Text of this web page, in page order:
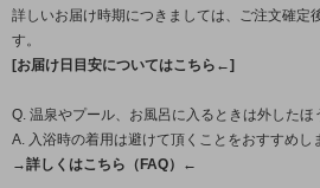
詳しいお届け時期につきましては、ご注文確定
す。
[お届け日目安についてはこちら←]
Q. 温泉やプール、お風呂に入るときは外したほ
A. 入浴時の着用は避けて頂くことをおすすめし
→詳しくはこちら（FAQ）←